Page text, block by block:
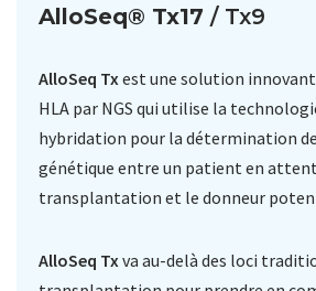
AlloSeq® Tx17 / Tx9
AlloSeq Txest une solution
HLA par NGS qui utilise la
hybridation pour la détermination
génétique entre un patient en
transplantation et le donneur
AlloSeq Txva au-delà des loci